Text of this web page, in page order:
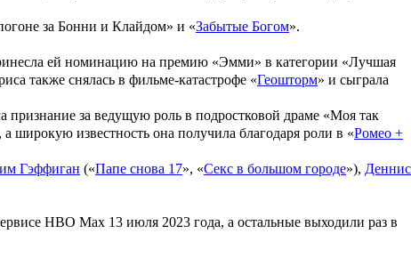
за Бонни и Клайдом» и «Забытые Богом».
ей номинацию на премию «Эмми» в категории «Лучшая
также снялась в фильме-катастрофе «Геошторм» и сыграла
признание за ведущую роль в подростковой драме «Моя так
а широкую известность она получила благодаря роли в «Ромео +
Гэффиган («Папе снова 17», «Секс в большом городе»), Деннис
HBO Max 13 июля 2023 года, а остальные выходили раз в